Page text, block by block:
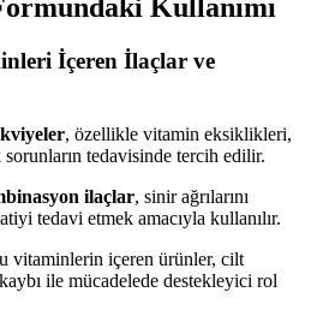
Kullanımı
İçeren İlaçlar ve
, özellikle vitamin eksiklikleri,
tedavisinde tercih edilir.
ilaçlar, sinir ağrılarını
tedavi etmek amacıyla kullanılır.
vitaminlerin içeren ürünler, cilt
ile mücadelede destekleyici rol